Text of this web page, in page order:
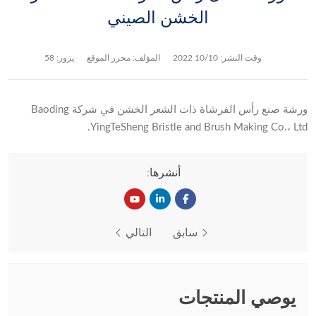
الخشن الصيني
وقت النشر:10/10 2022 المؤلف: محرر الموقع يزور: 58
ورشة صنع رأس الفرشاة ذات الشعر الخشن في شركة Baoding
YingTeSheng Bristle and Brush Making Co.، Ltd.
أنشرها:
سابق التالي
يوصي المنتجات